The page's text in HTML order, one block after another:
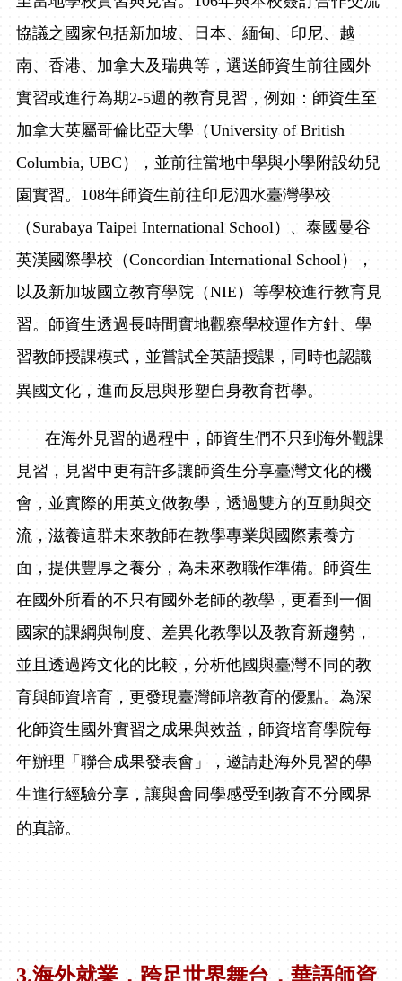
協議之國家包括新加坡、日本、緬甸、印尼、越
南、香港、加拿大及瑞典等，選送師資生前往國外
實習或進行為期2-5週的教育見習，例如：師資生至
加拿大英屬哥倫比亞大學（University of British
Columbia, UBC ），並前往當地中學與小學附設幼兒
園實習。 108年師資生前往印尼泗水臺灣學校
（ Surabaya Taipei International School ）、泰國曼谷
英漢國際學校（Concordian International School ），
以及新加坡國立教育學院（NIE ）等學校進行教育見
習。師資生透過長時間實地觀察學校運作方針、學
習教師授課模式，並嘗試全英語授課，同時也認識
異國文化，進而反思與形塑自身教育哲學。
在海外見習的過程中，師資生們不只到海外觀課
見習，見習中更有許多讓師資生分享臺灣文化的機
會，並實際的用英文做教學，透過雙方的互動與交
流，滋養這群未來教師在教學專業與國際素養方
面，提供豐厚之養分，為未來教職作準備。師資生
在國外所看的不只有國外老師的教學，更看到一個
國家的課綱與制度、差異化教學以及教育新趨勢，
並且透過跨文化的比較，分析他國與臺灣不同的教
育與師資培育，更發現臺灣師培教育的優點。為深
化師資生國外實習之成果與效益，師資培育學院每
年辦理「聯合成果發表會」，邀請赴海外見習的學
生進行經驗分享，讓與會同學感受到教育不分國界
的真諦。
3.海外就業，跨足世界舞台，華語師資